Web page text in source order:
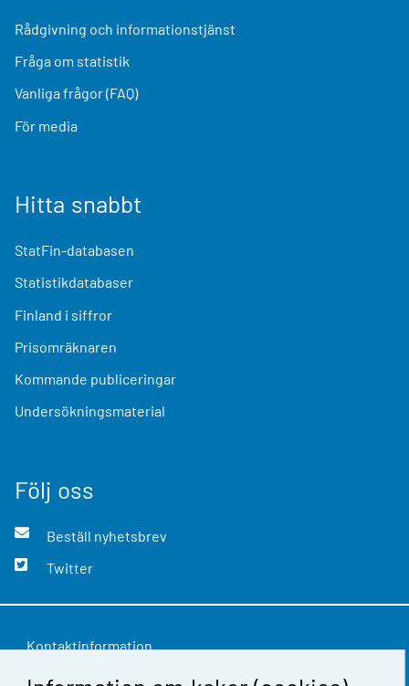
Rådgivning och informationstjänst
Fråga om statistik
Vanliga frågor (FAQ)
För media
Hitta snabbt
StatFin-databasen
Statistikdatabaser
Finland i siffror
Prisomräknaren
Kommande publiceringar
Undersökningsmaterial
Följ oss
Beställ nyhetsbrev
Twitter
Kontaktinformation
Respons